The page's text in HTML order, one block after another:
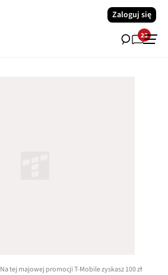
Zaloguj się
23
Na tej majowej promocji T-Mobile zyskasz 100 zł